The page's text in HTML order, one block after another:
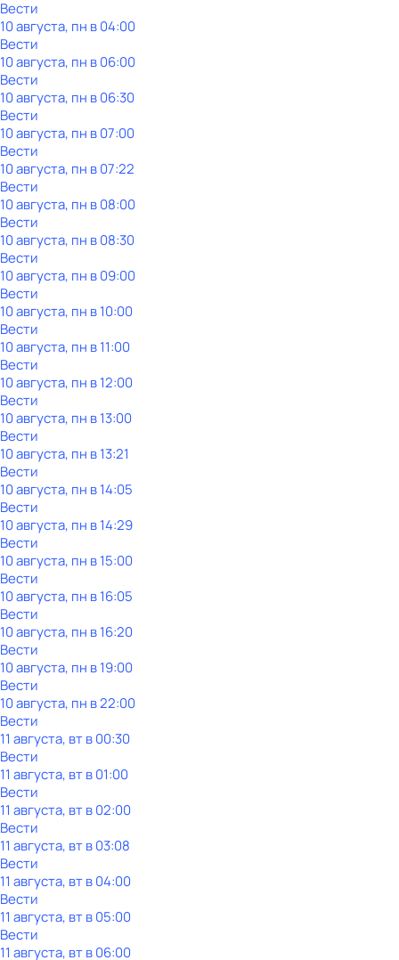
Вести
10 августа, пн в 04:00
Вести
10 августа, пн в 06:00
Вести
10 августа, пн в 06:30
Вести
10 августа, пн в 07:00
Вести
10 августа, пн в 07:22
Вести
10 августа, пн в 08:00
Вести
10 августа, пн в 08:30
Вести
10 августа, пн в 09:00
Вести
10 августа, пн в 10:00
Вести
10 августа, пн в 11:00
Вести
10 августа, пн в 12:00
Вести
10 августа, пн в 13:00
Вести
10 августа, пн в 13:21
Вести
10 августа, пн в 14:05
Вести
10 августа, пн в 14:29
Вести
10 августа, пн в 15:00
Вести
10 августа, пн в 16:05
Вести
10 августа, пн в 16:20
Вести
10 августа, пн в 19:00
Вести
10 августа, пн в 22:00
Вести
11 августа, вт в 00:30
Вести
11 августа, вт в 01:00
Вести
11 августа, вт в 02:00
Вести
11 августа, вт в 03:08
Вести
11 августа, вт в 04:00
Вести
11 августа, вт в 05:00
Вести
11 августа, вт в 06:00